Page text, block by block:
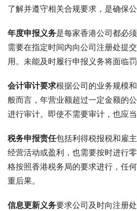
了解并遵守相关合规要求，是确保
年度申报义务是每家香港公司都必
需要在指定时间内向公司注册处提
用。未能及时履行申报义务将面临
会计审计要求根据公司的业务规模
般而言，年营业额超过一定金额的
进行审计。即使不需要审计，也应
税务申报责任包括利得税报税和雇
经营活动或盈利，也需要按时进行
格按照香港税务局的要求进行，任
重后果。
信息更新义务要求公司及时向注册